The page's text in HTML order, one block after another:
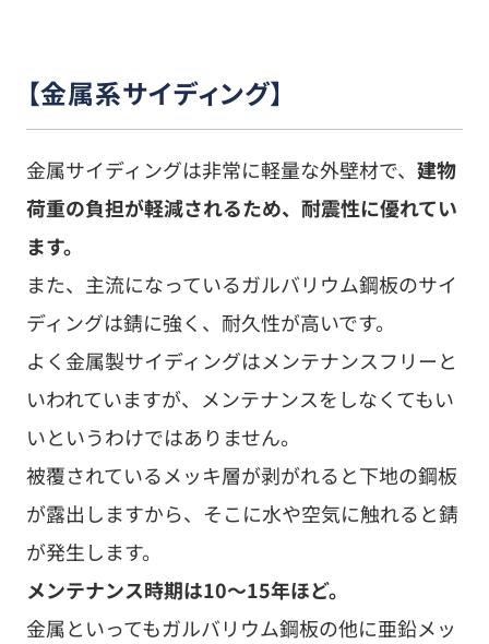
【金属系サイディング】
金属サイディングは非常に軽量な外壁材で、 建物
荷重の負担が軽減されるため、耐震性に優れてい
ます。
また、主流になっているガルバリウム鋼板のサイ
ディングは錆に強く、耐久性が高いです。
よく金属製サイディングはメンテナンスフリーと
いわれていますが、メンテナンスをしなくてもい
いというわけではありません。
被覆されているメッキ層が剥がれると下地の鋼板
が露出しますから、そこに水や空気に触れると錆
が発生します。
メンテナンス時期は10〜15年ほど。
金属といってもガルバリウム鋼板の他に亜鉛メッ